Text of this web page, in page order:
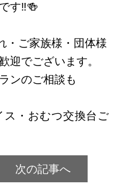
す‼️🍻
・ご家族様・団体様
迎でございます。
ンのご相談も
ス・おむつ交換台ご
次の記事へ